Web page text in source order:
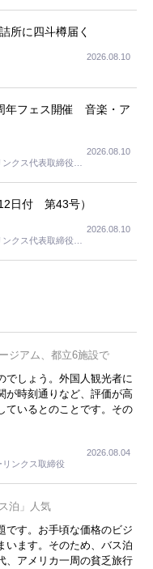
所に四斗樽届く
2026.08.10
年フェス開催 音楽・ア
クス代表取締役社
2026.08.10
日付 第43号）
クス代表取締役社
2026.08.10
ジアム、都立6施設で
でしょう。外国人観光者に
が時刻通りなど、評価が高
ているとのことです。その
トが行われれば、日本人に
しょうね。
ンクス取締役
2026.08.04
泊」人気
です。お手頃な価格のビジ
います。そのため、バス泊
、アメリカ一周の貧乏旅行